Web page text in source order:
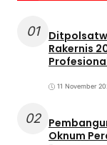
01
Rakernis
11 November
02
Oknum